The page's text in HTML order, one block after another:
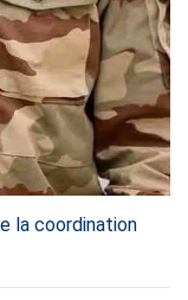
la coordination